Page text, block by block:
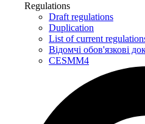
Regulations
Draft regulations
Duplication
List of current
Відомчі обов'язкові
CESMM4